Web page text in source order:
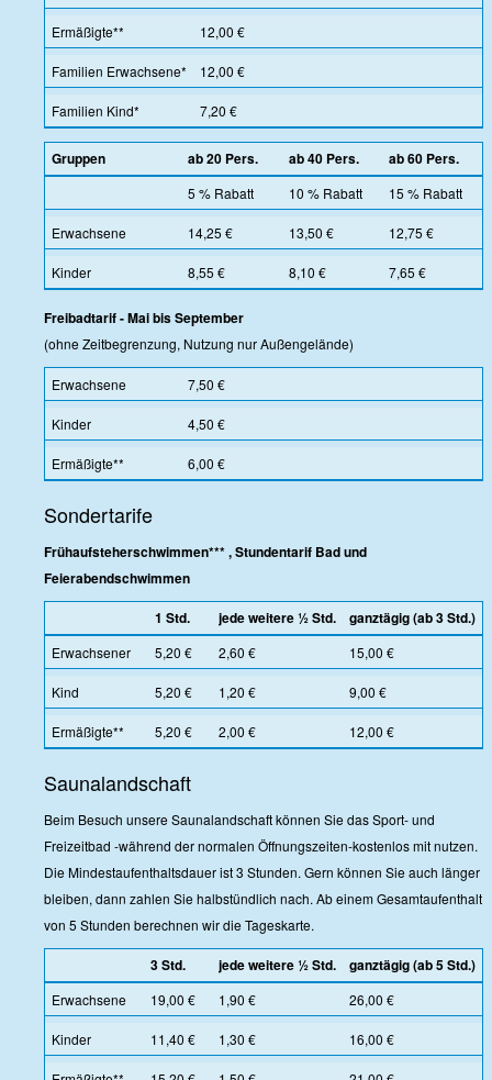
Ermäßigte** 12,00 €
Familien Erwachsene* 12,00 €
Familien Kind* 7,20 €
Gruppen ab 20 Pers. ab 40 Pers. ab 60 Pers.
5 % Rabatt 10 % Rabatt 15 % Rabatt
Erwachsene 14,25 € 13,50 € 12,75 €
Kinder 8,55 € 8,10 € 7,65 €
Freibadtarif - Mai bis September
(ohne Zeitbegrenzung, Nutzung nur Außengelände)
Erwachsene 7,50 €
Kinder 4,50 €
Ermäßigte** 6,00 €
Sondertarife
Frühaufsteherschwimmen*** , Stundentarif Bad und
Feierabendschwimmen
1 Std.
jede weitere ½ Std. ganztägig (ab 3 Std.)
Erwachsener 5,20 € 2,60 € 15,00 €
Kind 5,20 € 1,20 € 9,00 €
Ermäßigte** 5,20 € 2,00 € 12,00 €
Saunalandschaft
Beim Besuch unsere Saunalandschaft können Sie das Sport- und
Freizeitbad -während der normalen Öffnungszeiten-kostenlos mit nutzen.
Die Mindestaufenthaltsdauer ist 3 Stunden. Gern können Sie auch länger
bleiben, dann zahlen Sie halbstündlich nach. Ab einem Gesamtaufenthalt
von 5 Stunden berechnen wir die Tageskarte.
3 Std. jede weitere ½ Std. ganztägig (ab 5 Std.)
Erwachsene 19,00 € 1,90 € 26,00 €
Kinder 11,40 € 1,30 € 16,00 €